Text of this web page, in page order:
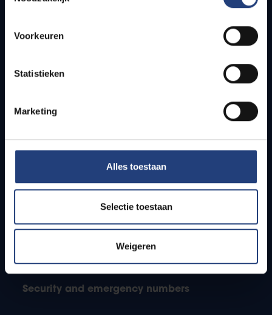
Voorkeuren
Statistieken
Marketing
Alles toestaan
Selectie toestaan
Weigeren
How to get to the VUB campuses
Students
PhD students
Teachers and secondary schools
Working students
Security and emergency numbers